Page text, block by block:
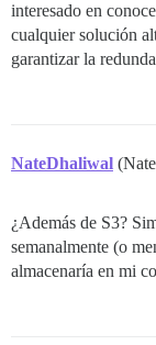
interesado en
cualquier solución
garantizar la
NateDhaliwal
¿Además de S3?
semanalmente (o
almacenaría en mi